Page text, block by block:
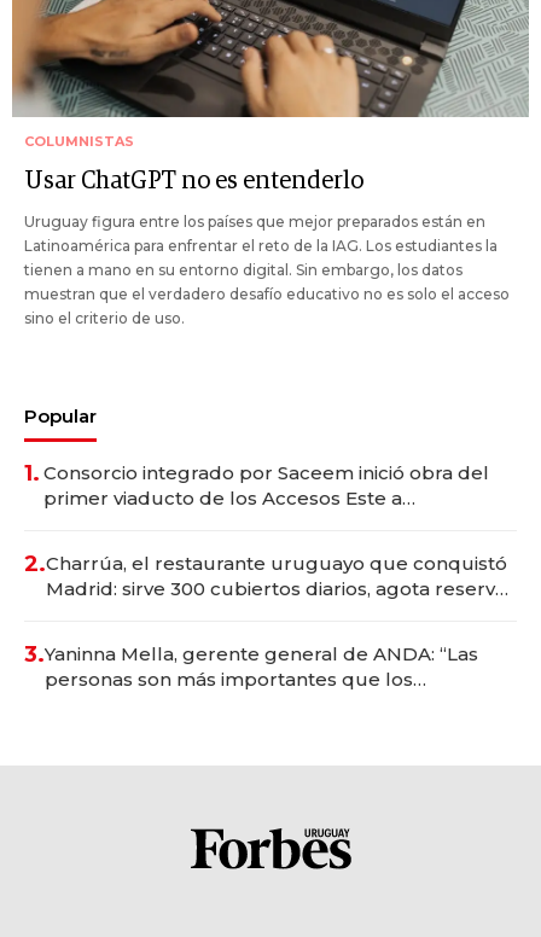
COLUMNISTAS
Usar ChatGPT no es entenderlo
Uruguay figura entre los países que mejor preparados están en
Latinoamérica para enfrentar el reto de la IAG. Los estudiantes la
tienen a mano en su entorno digital. Sin embargo, los datos
muestran que el verdadero desafío educativo no es solo el acceso
sino el criterio de uso.
Popular
1. Consorcio integrado por Saceem inició obra del
primer viaducto de los Accesos Este a
2.Charrúa, el restaurante uruguayo que conquistó
Madrid: sirve 300 cubiertos diarios, agota reservas
3.Yaninna Mella, gerente general de ANDA: “Las
personas son más importantes que los